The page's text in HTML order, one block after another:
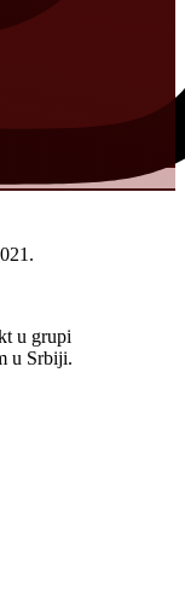
u grupi
u Srbiji.